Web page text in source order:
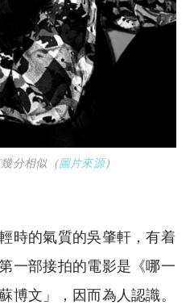
分相似（圖片來源）
時的氣質的吳肇軒，有着
一部接拍的電影是《哪一
博文」，因而為人認識。